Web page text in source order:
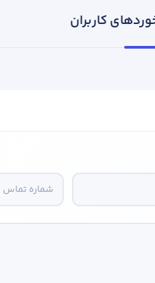
کاربران